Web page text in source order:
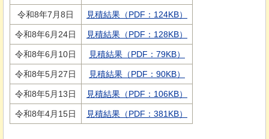
令和8年7月8日 見積結果（PDF：124KB）
令和8年6月24日 見積結果（PDF：128KB）
令和8年6月10日 見積結果（PDF：79KB）
令和8年5月27日 見積結果（PDF：90KB）
令和8年5月13日 見積結果（PDF：106KB）
令和8年4月15日 見積結果（PDF：381KB）